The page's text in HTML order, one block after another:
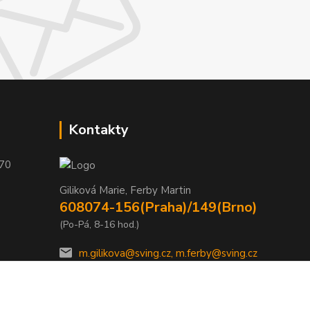
Kontakty
Giliková Marie, Ferby Martin
608074-156(Praha)/149(Brno)
(Po-Pá, 8-16 hod.)
m.gilikova@sving.cz, m.ferby@sving.cz